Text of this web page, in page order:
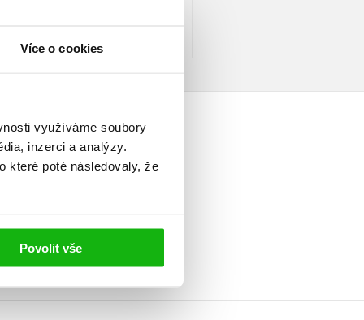
Více o cookies
využíváme soubory
inzerci a analýzy.
které poté následovaly, že
Povolit vše